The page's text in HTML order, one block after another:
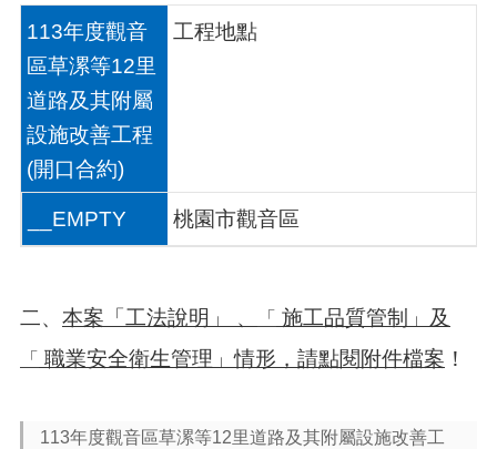
113年度觀音
區草漯等12里
道路及其附屬
設施改善工程
(開口合約)
工程地點
__EMPTY 桃園市觀音區
二、 本案「工法說明」 、 「 施工品質管制」及
「 職業安全衛生管理」情形，請點閱附件檔案 ！
113年度觀音區草漯等12里道路及其附屬設施改善工